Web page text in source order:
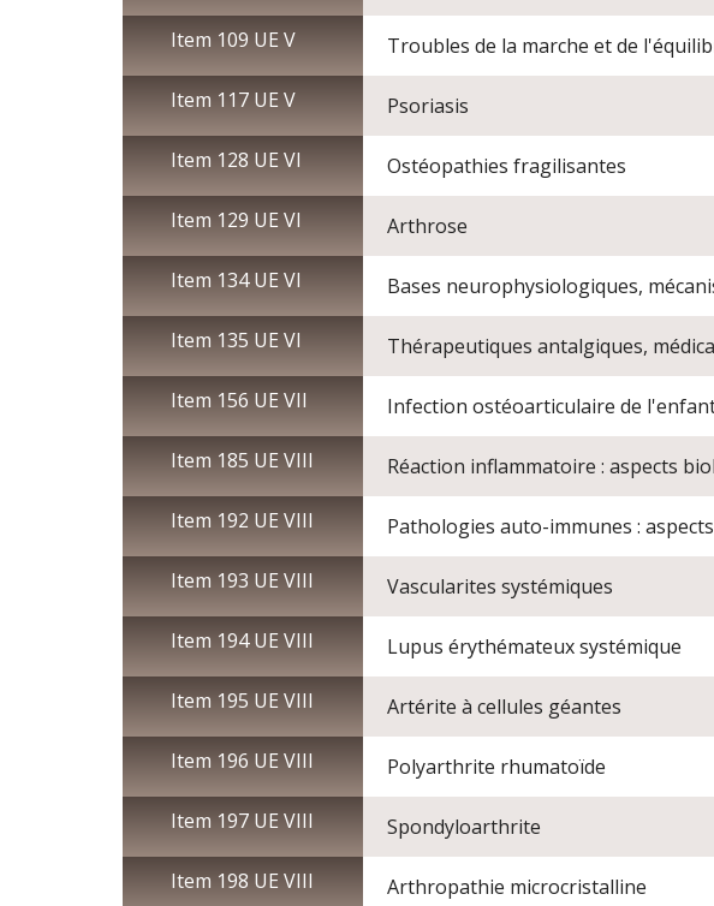
Item 109 UE V Troubles de la marche et de
Item 117 UE V Psoriasis
Item 128 UE VI Ostéopathies fragilisantes
Item 129 UE VI Arthrose
Item 134 UE VI Bases neurophysiologiques,
Item 135 UE VI Thérapeutiques antalgiques,
Item 156 UE VII Infection ostéoarticulaire de
Item 185 UE VIII Réaction inflammatoire : aspects
Item 192 UE VIII Pathologies auto-immunes :
Item 193 UE VIII Vascularites systémiques
Item 194 UE VIII Lupus érythémateux systémique
Item 195 UE VIII Artérite à cellules géantes
Item 196 UE VIII Polyarthrite rhumatoïde
Item 197 UE VIII Spondyloarthrite
Item 198 UE VIII Arthropathie microcristalline